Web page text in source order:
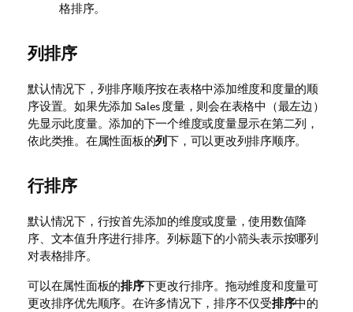
格排序。
列排序
默认情况下，列排序顺序按在表格中添加维度和度量的顺
序设置。如果先添加 Sales度量，则会在表格中（最左边）
先显示此度量。添加的下一个维度或度量显示在第二列，
依此类推。 在属性面板的列下，可以更改列排序顺序。
行排序
默认情况下，行按首先添加的维度或度量，使用数值降
序、文本值升序进行排序。列标题下的小箭头表示按哪列
对表格排序。
可以在属性面板的排序下更改行排序。拖动维度和度量可
更改排序优先顺序。在许多情况下，排序不仅受排序中的